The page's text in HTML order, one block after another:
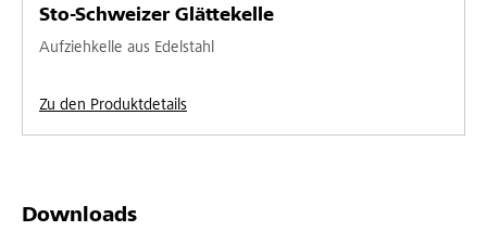
Sto-Schweizer Glättekelle
Aufziehkelle aus Edelstahl
Zu den Produktdetails
Downloads